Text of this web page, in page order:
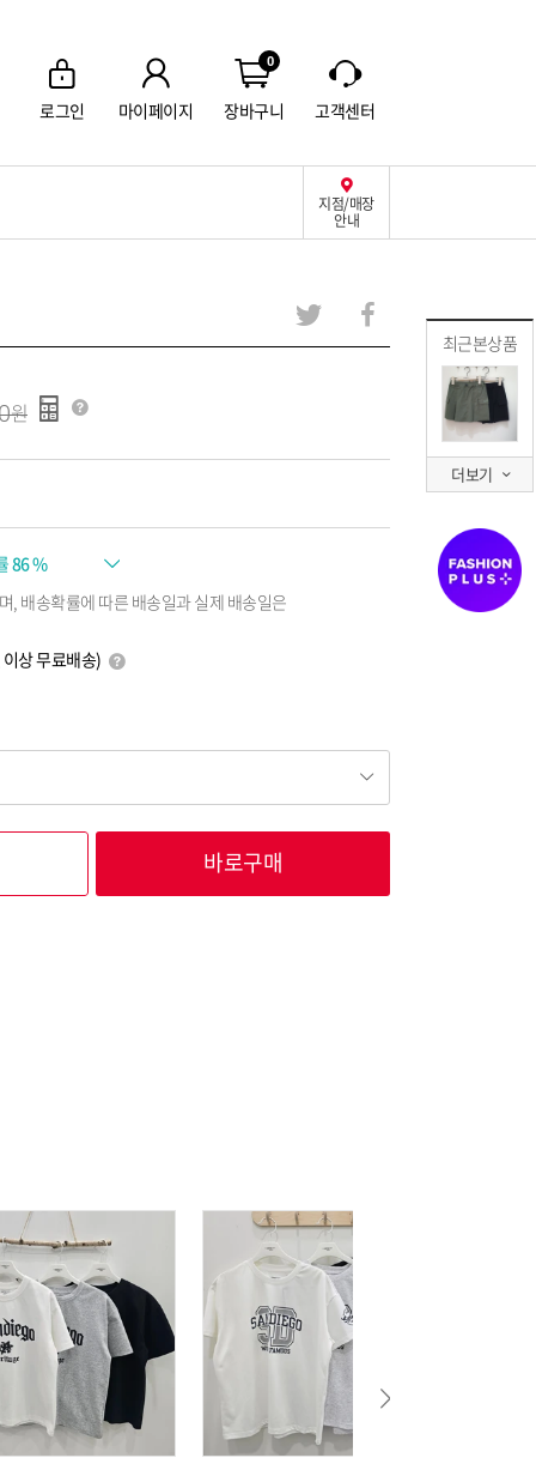
로그인 마이페이지
0
장바구니 고객센터
지점/매장
안내
최근본상품
더보기
86 %
, 배송확률에 따른 배송일과 실제 배송일은
상 무료배송)
바로구매